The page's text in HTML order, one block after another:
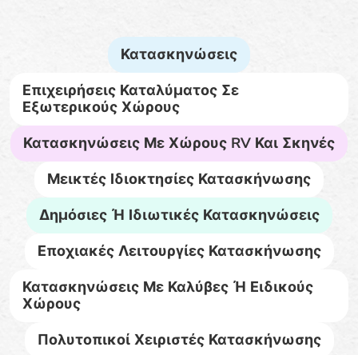
Κατασκηνώσεις
Επιχειρήσεις Καταλύματος Σε
Εξωτερικούς Χώρους
Κατασκηνώσεις Με Χώρους RV Και Σκηνές
Μεικτές Ιδιοκτησίες Κατασκήνωσης
Δημόσιες Ή Ιδιωτικές Κατασκηνώσεις
Εποχιακές Λειτουργίες Κατασκήνωσης
Κατασκηνώσεις Με Καλύβες Ή Ειδικούς
Χώρους
Πολυτοπικοί Χειριστές Κατασκήνωσης